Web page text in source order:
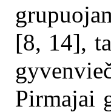
[8, 14],
Pirmajai